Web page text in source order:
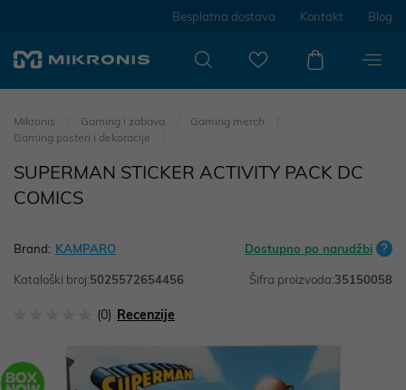
Besplatna dostava Kontakt Blog
Mikronis Gaming i zabava
Gaming merch
Gaming posteri i dekoracije
SUPERMAN STICKER ACTIVITY PACK DC
COMICS
Brand: KAMPARO Dostupno po narudžbi
Kataloški broj:5025572654456 Šifra proizvoda:35150058
(0) Recenzije